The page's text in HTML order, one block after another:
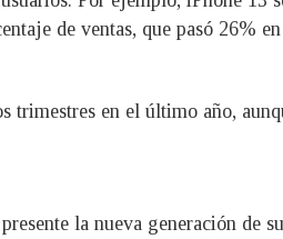
de ventas, que pasó 26%
trimestres en el último año,
la nueva generación de